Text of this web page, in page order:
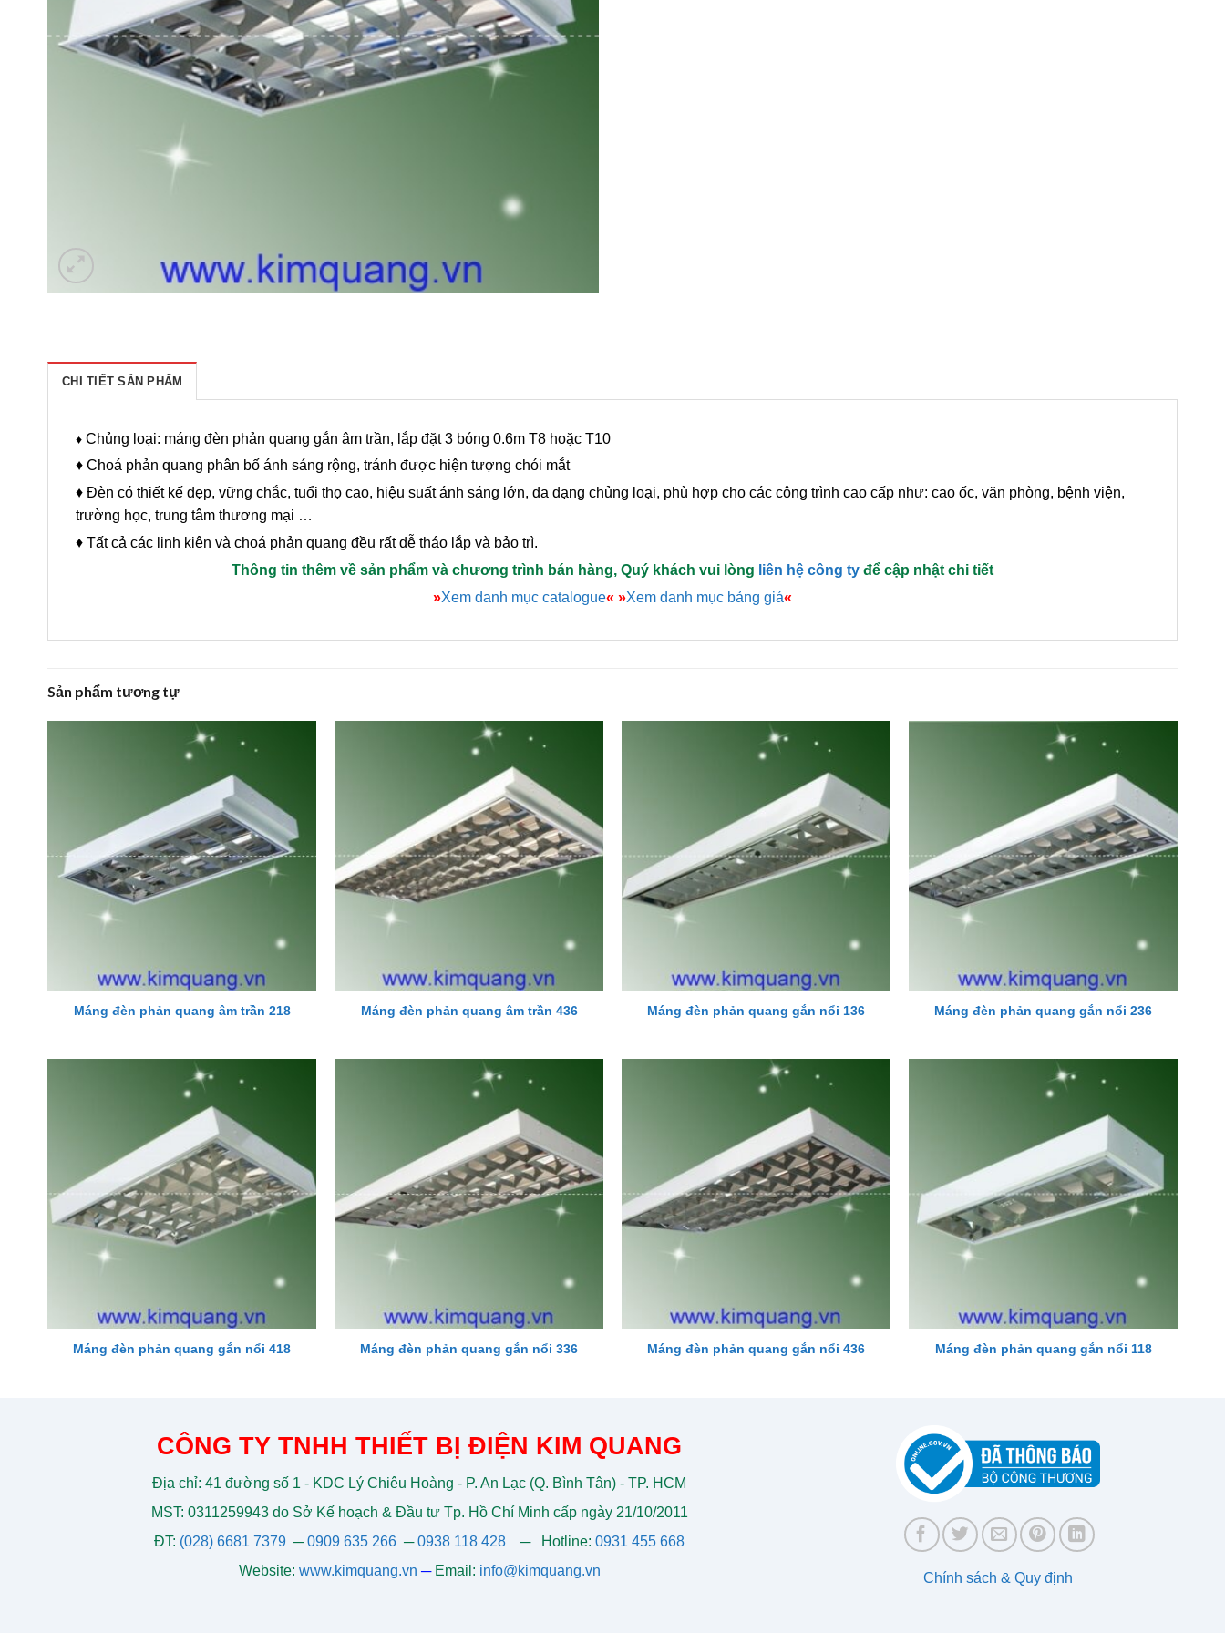
CHI TIẾT SẢN PHẨM
♦ Chủng loại: máng đèn phản quang gắn âm trần, lắp đặt 3 bóng 0.6m T8 hoặc T10
♦ Choá phản quang phân bố ánh sáng rộng, tránh được hiện tượng chói mắt
♦ Đèn có thiết kế đẹp, vững chắc, tuổi thọ cao, hiệu suất ánh sáng lớn, đa dạng chủng loại, phù hợp cho các công trình cao cấp như: cao ốc, văn phòng, bệnh viện,
trường học, trung tâm thương mại …
♦ Tất cả các linh kiện và choá phản quang đều rất dễ tháo lắp và bảo trì.
Thông tin thêm về sản phẩm và chương trình bán hàng, Quý khách vui lòng liên hệ công ty để cập nhật chi tiết
»Xem danh mục catalogue« »Xem danh mục bảng giá«
Sản phẩm tương tự
Máng đèn phản quang âm trần 218 Máng đèn phản quang âm trần 436 Máng đèn phản quang gắn nổi 136 Máng đèn phản quang gắn nổi 236
Máng đèn phản quang gắn nổi 418 Máng đèn phản quang gắn nổi 336 Máng đèn phản quang gắn nổi 436 Máng đèn phản quang gắn nổi 118
CÔNG TY TNHH THIẾT BỊ ĐIỆN KIM QUANG
Địa chỉ: 41 đường số 1 - KDC Lý Chiêu Hoàng - P. An Lạc (Q. Bình Tân) - TP. HCM
MST: 0311259943 do Sở Kế hoạch & Đầu tư Tp. Hồ Chí Minh cấp ngày 21/10/2011
ĐT: (028) 6681 7379 ─0909 635 266 ─0938 118 428 ─ Hotline: 0931 455 668
Website: www.kimquang.vn ─ Email: info@kimquang.vn Chính sách & Quy định